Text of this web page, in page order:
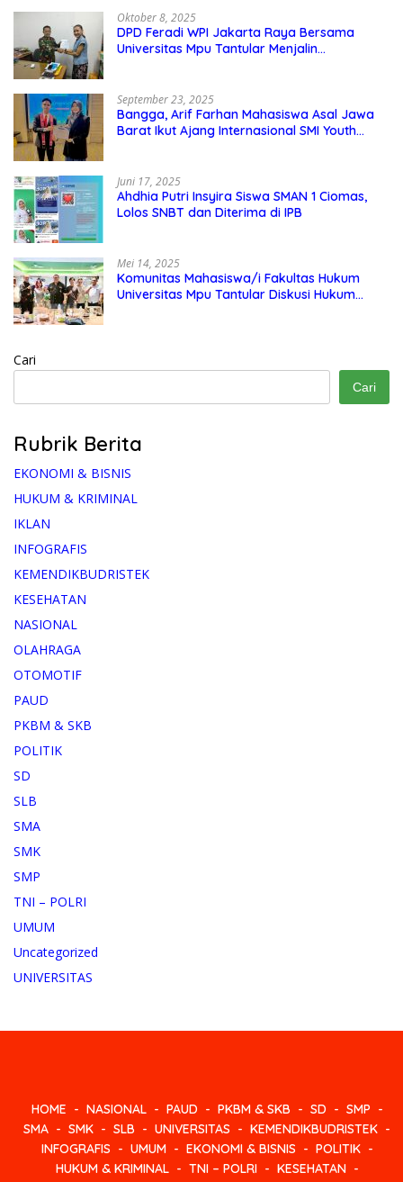
Oktober 8, 2025
DPD Feradi WPI Jakarta Raya Bersama
Universitas Mpu Tantular Menjalin
September 23, 2025
Bangga, Arif Farhan Mahasiswa Asal Jawa
Barat Ikut Ajang Internasional SMI Youth
Juni 17, 2025
Ahdhia Putri Insyira Siswa SMAN 1 Ciomas,
Lolos SNBT dan Diterima di IPB
Mei 14, 2025
Komunitas Mahasiswa/i Fakultas Hukum
Universitas Mpu Tantular Diskusi Hukum
Cari
Cari
Rubrik Berita
EKONOMI & BISNIS
HUKUM & KRIMINAL
IKLAN
INFOGRAFIS
KEMENDIKBUDRISTEK
KESEHATAN
NASIONAL
OLAHRAGA
OTOMOTIF
PAUD
PKBM & SKB
POLITIK
SD
SLB
SMA
SMK
SMP
TNI – POLRI
UMUM
Uncategorized
UNIVERSITAS
HOME NASIONAL PAUD PKBM & SKB SD
SMP
SMA
SMK SLB UNIVERSITAS
KEMENDIKBUDRISTEK
INFOGRAFIS
UMUM EKONOMI & BISNIS
POLITIK
HUKUM & KRIMINAL
TNI – POLRI
KESEHATAN